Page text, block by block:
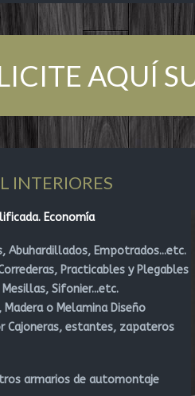
AQUÍ
INTERIORES
Economía
Abuhardillados, Empotrados...etc.
Practicables y Plegables
Sifonier...etc.
o Melamina Diseño
Cajoneras, estantes, zapateros
armarios de automontaje